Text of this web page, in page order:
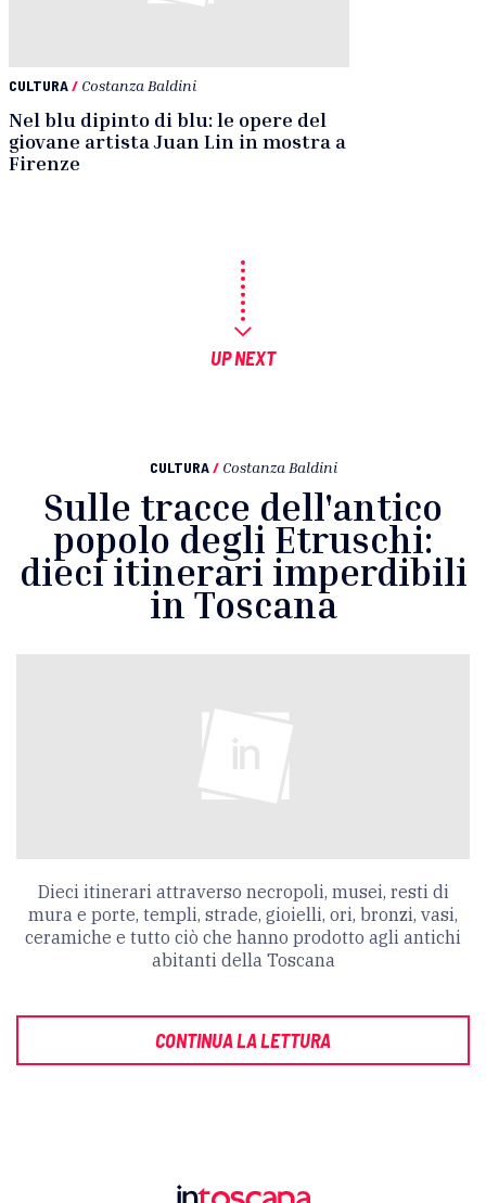
CULTURA/ Costanza Baldini
Nel blu dipinto di blu: le opere del
giovane artista Juan Lin in mostra a
Firenze
UP NEXT
CULTURA / Costanza Baldini
Sulle tracce dell'antico
popolo degli Etruschi:
dieci itinerari imperdibili
in Toscana
Dieci itinerari attraverso necropoli, musei, resti di
mura e porte, templi, strade, gioielli, ori, bronzi, vasi,
ceramiche e tutto ciò che hanno prodotto agli antichi
abitanti della Toscana
CONTINUA LA LETTURA